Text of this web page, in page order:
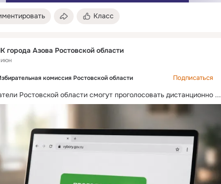
Класс
города Азова Ростовской области
комиссия Ростовской области Подписаться
Ростовской области смогут проголосовать дистанционно ...